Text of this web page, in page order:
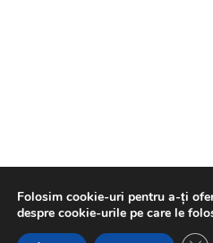
Folosim cookie-uri pentru a-ți
despre cookie-urile pe care le